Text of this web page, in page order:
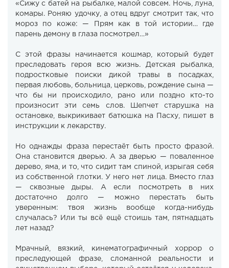
«Сижу с батей на рыбалке, малой совсем. Ночь, луна,
комары. Роняю удочку, а отец вдруг смотрит так, что
мороз по коже: — Прям как в той истории… где
парень демону в глаза посмотрел…»
С этой фразы начинается кошмар, который будет
преследовать героя всю жизнь. Детская рыбалка,
подростковые поиски дикой травы в посадках,
первая любовь, больница, церковь, рождение сына —
что бы ни происходило, рано или поздно кто-то
произносит эти семь слов. Шепчет старушка на
остановке, выкрикивает батюшка на Пасху, пишет в
инструкции к лекарству.
Но однажды фраза перестаёт быть просто фразой.
Она становится дверью. А за дверью — поваленное
дерево, яма, и то, что сидит там спиной, изрыгая себя
из собственной глотки. У него нет лица. Вместо глаз
— сквозные дыры. А если посмотреть в них
достаточно долго — можно перестать быть
уверенным: твоя жизнь вообще когда-нибудь
случалась? Или ты всё ещё стоишь там, пятнадцать
лет назад?
Мрачный, вязкий, кинематографичный хоррор о
преследующей фразе, сломанной реальности и